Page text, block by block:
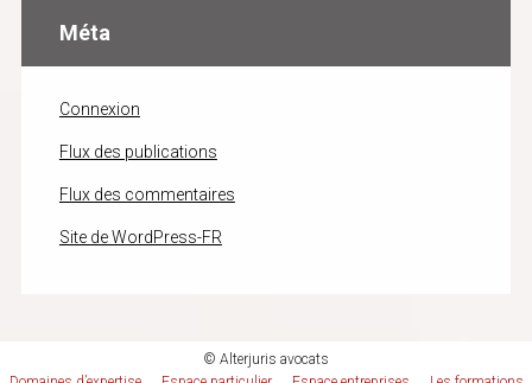
Méta
Connexion
Flux des publications
Flux des commentaires
Site de WordPress-FR
© Alterjuris avocats